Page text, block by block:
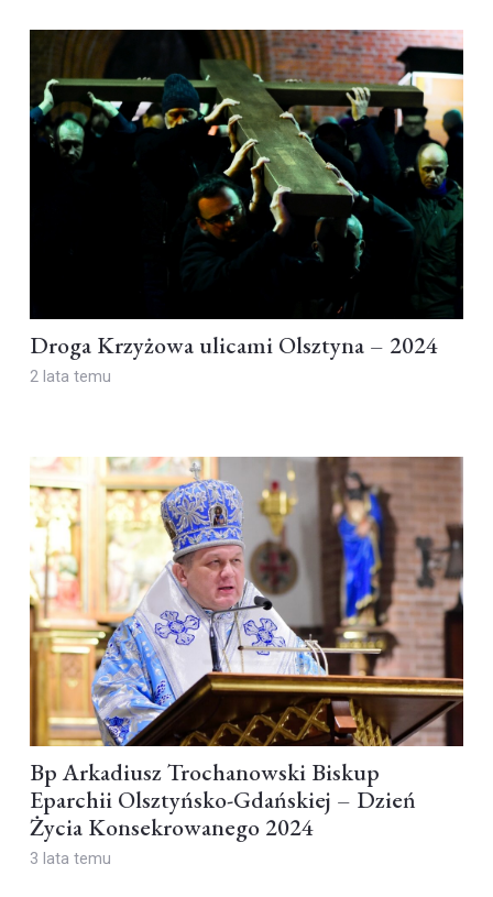
Droga Krzyżowa ulicami Olsztyna – 2024
2 lata temu
Bp Arkadiusz Trochanowski Biskup
Eparchii Olsztyńsko-Gdańskiej – Dzień
Życia Konsekrowanego 2024
3 lata temu